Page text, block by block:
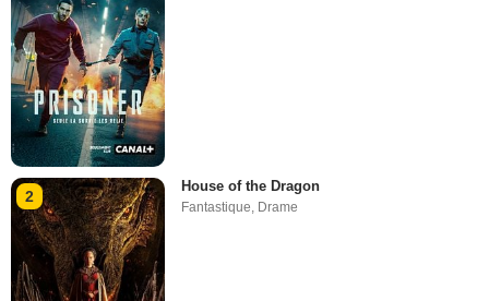
2
House of the Dragon
Fantastique Drame